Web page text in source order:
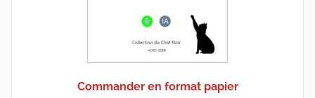
Commander en format papier